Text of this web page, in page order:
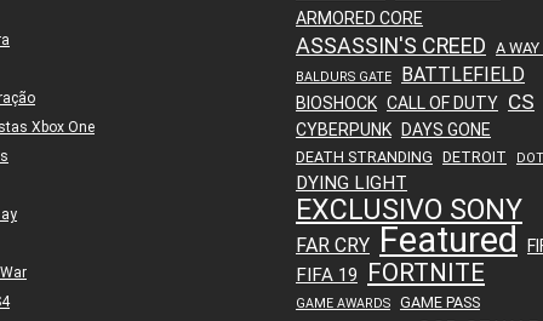
Xbox One
ARMORED CORE
ASSASSIN'S CREED A
BALDURS GATE BATTLEFIELD
BIOSHOCK CALL OF DUTY CS
CYBERPUNK DAYS GONE
DEATH STRANDING DETROIT
DYING LIGHT
EXCLUSIVO SONY
FAR CRY Featured
FIFA 19 FORTNITE
GAME AWARDS
GAME PASS